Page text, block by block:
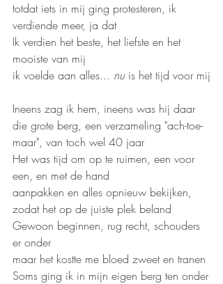
totdat iets in mij ging protesteren, ik
verdiende meer, ja dat
Ik verdien het beste, het liefste en het
mooiste van mij
ik voelde aan alles... nu is het tijd voor mij
Ineens zag ik hem, ineens was hij daar
die grote berg, een verzameling "ach-toe-
maar", van toch wel 40 jaar
Het was tijd om op te ruimen, een voor
een, en met de hand
aanpakken en alles opnieuw bekijken,
zodat het op de juiste plek beland
Gewoon beginnen, rug recht, schouders
er onder
maar het kostte me bloed zweet en tranen
Soms ging ik in mijn eigen berg ten onder